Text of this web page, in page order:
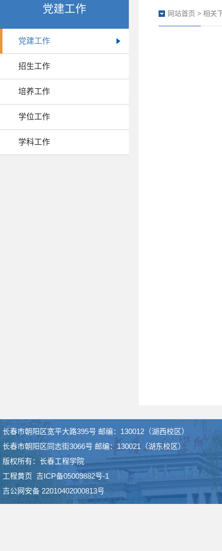
党建工作
党建工作
招生工作
培养工作
学位工作
学科工作
网站首页 > 相关
长春市朝阳区宽平大路395号 邮编：130012（湖西校区）
长春市朝阳区同志街3066号 邮编：130021（湖东校区）
版权所有：长春工程学院
工程黄页 吉ICP备05009882号-1
吉公网安备 22010402000813号